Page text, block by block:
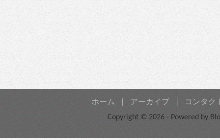
ホーム アーカイブ
コンタク
Copyright © 2026 - Powered by